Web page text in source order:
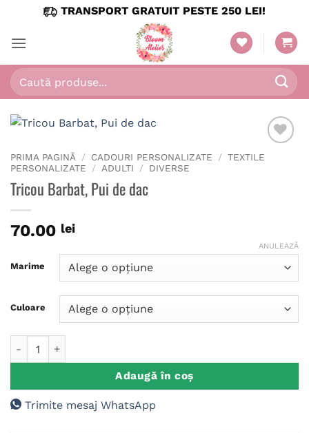
content
TRANSPORT GRATUIT PESTE 250 LEI!
Caută
după:
PRIMA PAGINĂ / CADOURI PERSONALIZATE / TEXTILE
PERSONALIZATE
/ ADULTI / DIVERSE
Tricou Barbat, Pui de dac
70.00 lei
Marime
Culoare
ANULEAZĂ
Adaugă în coș
Trimite mesaj WhatsApp